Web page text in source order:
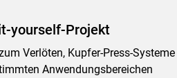
yourself-Projekt
Verlöten, Kupfer-Press-Systeme
Anwendungsbereichen